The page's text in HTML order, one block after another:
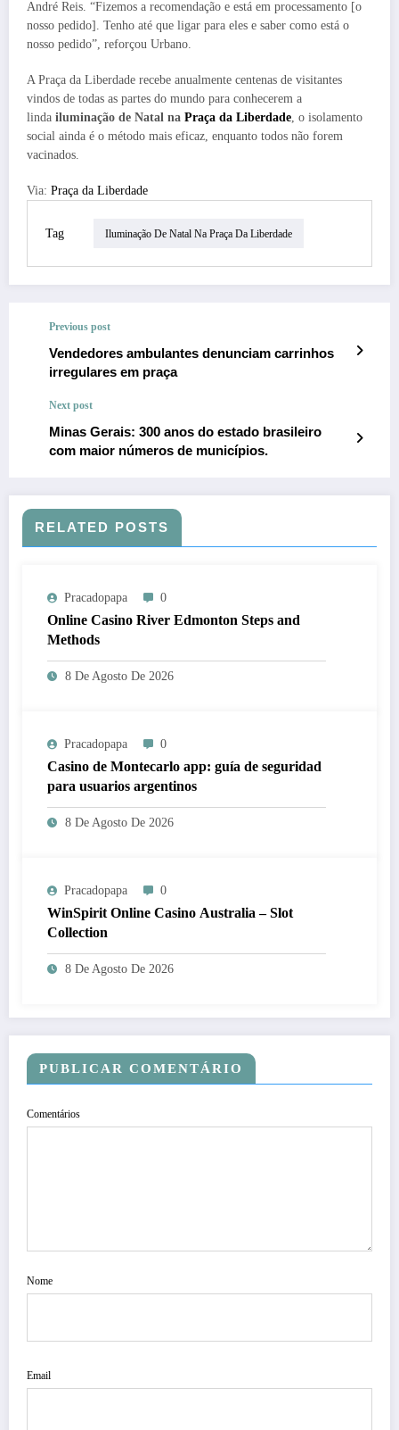
André Reis. “Fizemos a recomendação e está em processamento [o
nosso pedido]. Tenho até que ligar para eles e saber como está o
nosso pedido”, reforçou Urbano.
A Praça da Liberdade recebe anualmente centenas de visitantes
vindos de todas as partes do mundo para conhecerem a
linda iluminação de Natal na Praça da Liberdade, o isolamento
social ainda é o método mais eficaz, enquanto todos não forem
vacinados.
Via: Praça da Liberdade
Tag Iluminação De Natal Na Praça Da Liberdade
Previous post
Vendedores ambulantes denunciam carrinhos
irregulares em praça
Next post
Minas Gerais: 300 anos do estado brasileiro
com maior números de municípios.
RELATED POSTS
Pracadopapa 0
Online Casino River Edmonton Steps and
Methods
8 De Agosto De 2026
Pracadopapa 0
Casino de Montecarlo app: guía de seguridad
para usuarios argentinos
8 De Agosto De 2026
Pracadopapa 0
WinSpirit Online Casino Australia – Slot
Collection
8 De Agosto De 2026
PUBLICAR COMENTÁRIO
Comentários
Nome
Email